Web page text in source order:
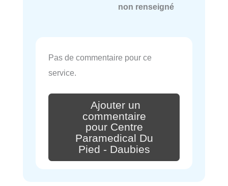
non renseigné
Pas de commentaire pour ce
service.
Ajouter un
commentaire
pour Centre
Paramedical Du
Pied - Daubies